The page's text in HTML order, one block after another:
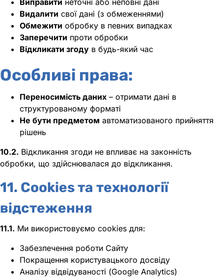
Виправити неточні або неповні дані
Видалити свої дані (з обмеженнями)
Обмежити обробку в певних випадках
Заперечити проти обробки
Відкликати згоду в будь-який час
Особливі права:
Переносимість даних – отримати дані в
структурованому форматі
Не бути предметом автоматизованого прийняття
рішень
10.2. Відкликання згоди не впливає на законність
обробки, що здійснювалася до відкликання.
11. Cookies та технології
відстеження
11.1. Ми використовуємо cookies для:
Забезпечення роботи Сайту
Покращення користувацького досвіду
Аналізу відвідуваності (Google Analytics)